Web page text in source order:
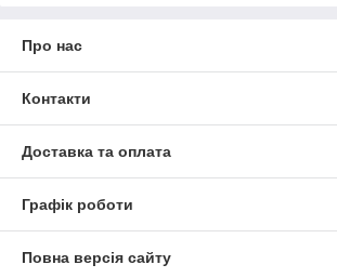
Про нас
Контакти
Доставка та оплата
Графік роботи
Повна версія сайту